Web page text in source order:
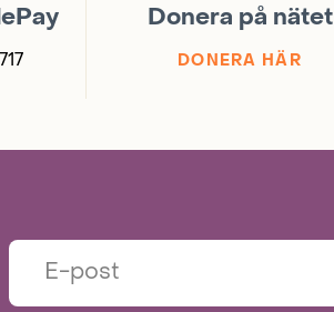
Donera på nätet
DONERA HÄR